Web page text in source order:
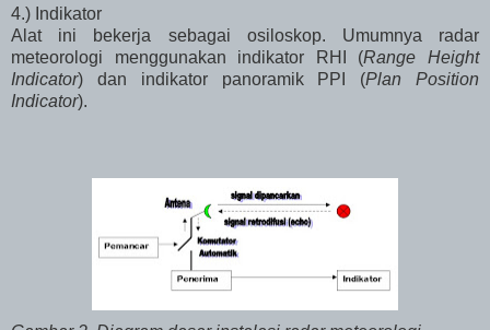
4.) Indikator
Alat ini bekerja sebagai osiloskop. Umumnya radar
meteorologi menggunakan indikator RHI (Range Height
Indicator) dan indikator panoramik PPI (Plan Position
Indicator).